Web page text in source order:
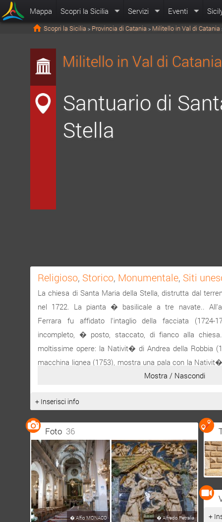
Mappa Scopri la Sicilia Servizi Eventi
Scopri la Sicilia > Provincia di Catania > Militello in Val di Catania
Militello in Val di Catania
Santuario di
Stella
Religioso, Storico, Monumentale, Siti
La chiesa di Santa Maria della Stella, distrutta dal
nel 1722. La pianta � basilicale a tre navate..
Ferrara fu affidato l'intaglio della facciata (1724-
incompleto, � posto, staccato, di fianco alla
moltissime opere: la Nativit� di Andrea della Robbia
macchina lignea (1753), mostra una pala con la
(sec. XVIII); il sepolcro (mutilo) di Blasco II Barresi
battenti delle porte di marmo. La statua della
legno e canapa, � svelata dal 7 al 16 settembre. Dott.
Mostra / Nascondi
+ Inserisci info
Foto 36
�Alfio MONACO �Alfredo Petralia +